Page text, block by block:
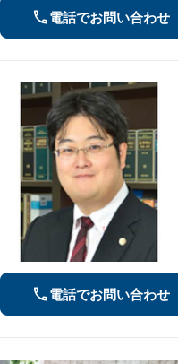
電話でお問い合わせ
電話でお問い合わせ